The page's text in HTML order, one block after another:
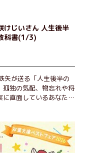
けじいさん 人生後半
科書(1/3)
矢が送る「人生後半の
独の気配、物忘れや将
直面しているあなた
持論は説得力満点。まだ
けで前向きになれる一